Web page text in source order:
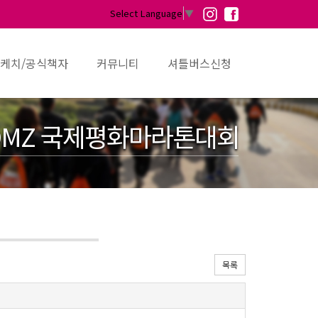
Select Language ▼
치/공식책자 커뮤니티 셔틀버스신청
국제평화마라톤대회
목록